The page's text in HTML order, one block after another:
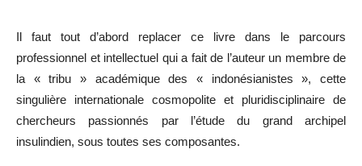
Il faut tout d’abord replacer ce livre dans le parcours
professionnel et intellectuel qui a fait de l’auteur un membre de
la « tribu » académique des « indonésianistes », cette
singulière internationale cosmopolite et pluridisciplinaire de
chercheurs passionnés par l’étude du grand archipel
insulindien, sous toutes ses composantes.